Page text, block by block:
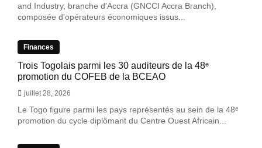
and Industry, branche d'Accra (GNCCI Accra Branch),
composée d'opérateurs économiques issus...
Finances
Trois Togolais parmi les 30 auditeurs de la 48ᵉ
promotion du COFEB de la BCEAO
juillet 28, 2026
Le Togo figure parmi les pays représentés au sein de la 48ᵉ
promotion du cycle diplômant du Centre Ouest Africain...